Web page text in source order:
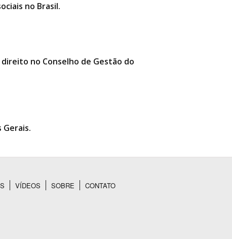
no Brasil.
no Conselho de Gestão do
Gerais.
VÍDEOS SOBRE CONTATO